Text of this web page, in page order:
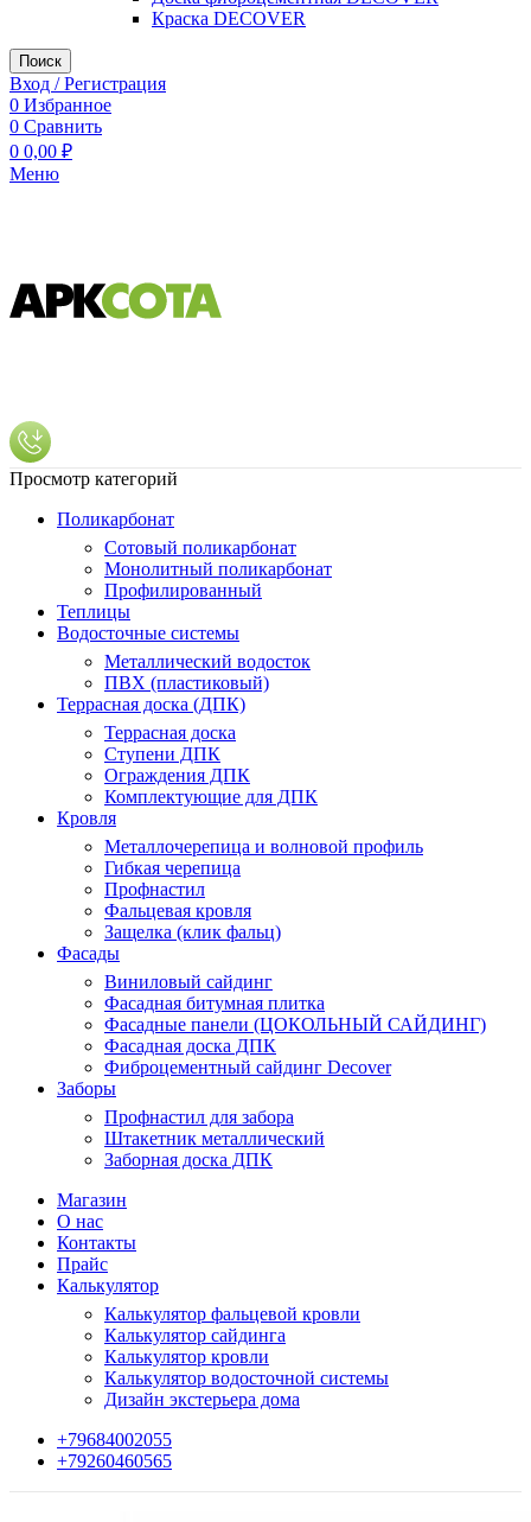
Краска DECOVER
Поиск
Вход / Регистрация
0 Избранное
0 Сравнить
0 0,00 ₽
Меню
Просмотр категорий
Поликарбонат
Сотовый поликарбонат
Монолитный поликарбонат
Профилированный
Теплицы
Водосточные системы
Металлический водосток
ПВХ (пластиковый)
Террасная доска (ДПК)
Террасная доска
Ступени ДПК
Ограждения ДПК
Комплектующие для ДПК
Кровля
Металлочерепица и волновой профиль
Гибкая черепица
Профнастил
Фальцевая кровля
Защелка (клик фальц)
Фасады
Виниловый сайдинг
Фасадная битумная плитка
Фасадные панели (ЦОКОЛЬНЫЙ САЙДИНГ)
Фасадная доска ДПК
Фиброцементный сайдинг Decover
Заборы
Профнастил для забора
Штакетник металлический
Заборная доска ДПК
Магазин
О нас
Контакты
Прайс
Калькулятор
Калькулятор фальцевой кровли
Калькулятор сайдинга
Калькулятор кровли
Калькулятор водосточной системы
Дизайн экстерьера дома
+79684002055
+79260460565